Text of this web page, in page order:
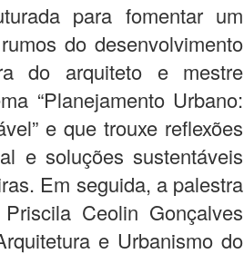
para fomentar um
do desenvolvimento
do arquiteto e mestre
“Planejamento Urbano:
e que trouxe reflexões
e soluções sustentáveis
Em seguida, a palestra
Ceolin Gonçalves
e Urbanismo do